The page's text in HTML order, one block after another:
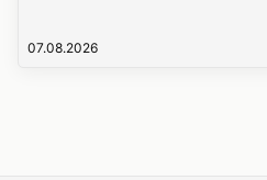
07.08.2026